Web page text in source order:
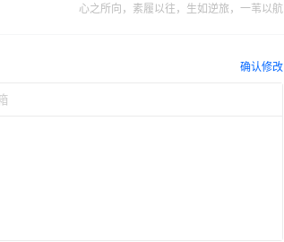
心之所向，素履以往，生如逆旅，一苇以航
确认修改